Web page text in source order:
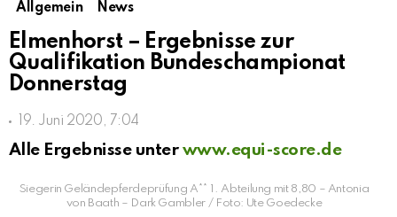
Allgemein News
Elmenhorst – Ergebnisse zur
Qualifikation Bundeschampionat
Donnerstag
19. Juni 2020, 7:04
Alle Ergebnisse unter www.equi-score.de
Siegerin Geländepferdeprüfung A** 1. Abteilung mit 8,80 – Antonia
von Baath – Dark Gambler / Foto: Ute Goedecke